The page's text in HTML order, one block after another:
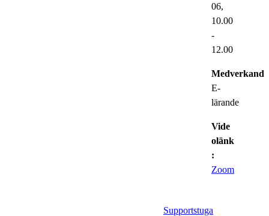
06,
10.00
-
12.00
E-
lärande
Vide
olänk
:
Zoom
Supportstuga